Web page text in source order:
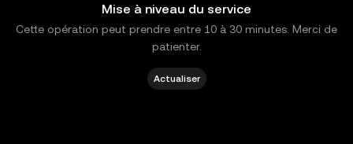
Mise à niveau du service
Cette opération peut prendre entre 10 à 30 minutes. Merci de
patienter.
Actualiser